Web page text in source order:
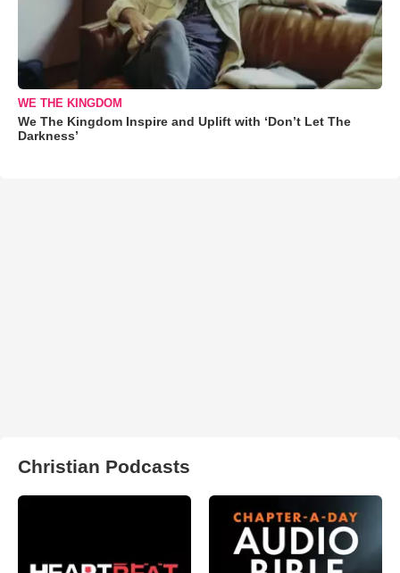
WE THE KINGDOM
We The Kingdom Inspire and Uplift with ‘Don’t Let The
Darkness’
Christian Podcasts